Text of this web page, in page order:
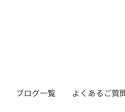
ブログ一覧 よくあるご質